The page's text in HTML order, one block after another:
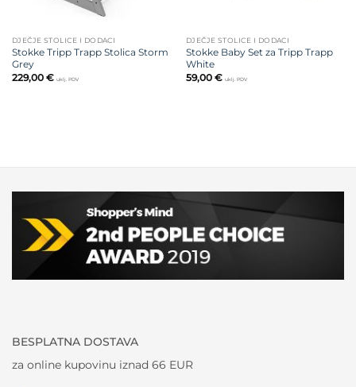
DJEČJE STOLICE I DODACI
Stokke Tripp Trapp Stolica Storm
Grey
229,00 € uklj. PDV
DJEČJE STOLICE I DODACI
Stokke Baby Set za Tripp Trapp
White
59,00 € uklj. PDV
BESPLATNA DOSTAVA
za online kupovinu iznad 66 EUR